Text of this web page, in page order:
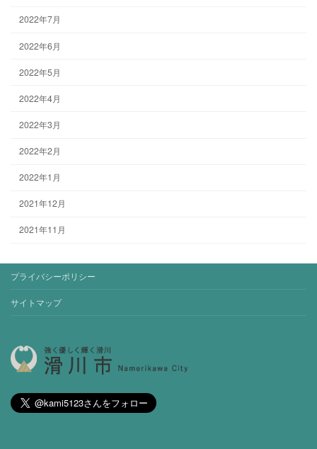
2022年7月
2022年6月
2022年5月
2022年4月
2022年3月
2022年2月
2022年1月
2021年12月
2021年11月
プライバシーポリシー
サイトマップ